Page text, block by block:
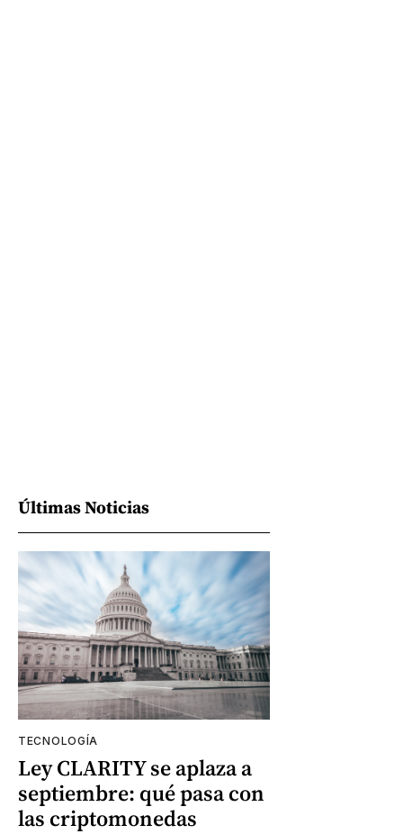
Últimas Noticias
TECNOLOGÍA
Ley CLARITY se aplaza a
septiembre: qué pasa con
las criptomonedas